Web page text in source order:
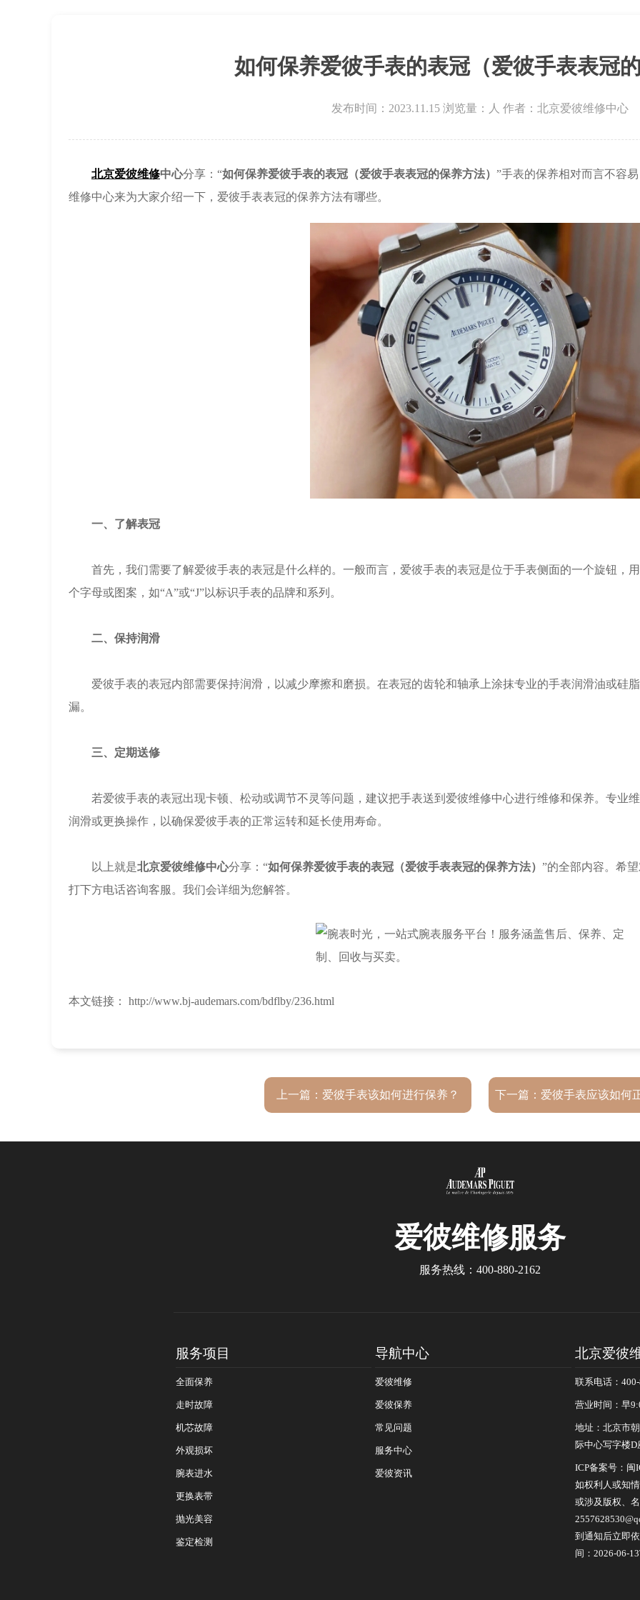
如何保养爱彼手表的表冠（爱彼手表表冠的
发布时间：2023.11.15 浏览量： 人 作者：北京爱彼维修中心
北京爱彼维修中心分享：“如何保养爱彼手表的表冠（爱彼手表表冠的保养方法） ”手表的保养相对而言不容
维修中心来为大家介绍一下，爱彼手表表冠的保养方法有哪些。
一、了解表冠
首先，我们需要了解爱彼手表的表冠是什么样的。一般而言，爱彼手表的表冠是位于手表侧面的一个旋钮，
个字母或图案，如“A”或“J”以标识手表的品牌和系列。
二、保持润滑
爱彼手表的表冠内部需要保持润滑，以减少摩擦和磨损。在表冠的齿轮和轴承上涂抹专业的手表润滑油或硅
漏。
三、定期送修
若爱彼手表的表冠出现卡顿、松动或调节不灵等问题，建议把手表送到爱彼维修中心进行维修和保养。专业维
润滑或更换操作，以确保爱彼手表的正常运转和延长使用寿命。
以上就是北京爱彼维修中心分享：“如何保养爱彼手表的表冠（爱彼手表表冠的保养方法） ”的全部内容。希
打下方电话咨询客服。我们会详细为您解答。
本文链接： http://www.bj-audemars.com/bdflby/236.html
上一篇： 爱彼手表该如何进行保养？ 下一篇： 爱彼手表应该如何
爱彼维修服务
服务热线： 400-880-2162
服务项目
全面保养
走时故障
机芯故障
外观损坏
腕表进水
更换表带
抛光美容
鉴定检测
导航中心
爱彼维修
爱彼保养
常见问题
服务中心
爱彼资讯
北京爱彼
联系电话：
营业时间：早
地址：北京市
际中心写字楼D
ICP备案号： 闽
如权利人或知
或涉及版权、
到通知后立即
间：2026-06-